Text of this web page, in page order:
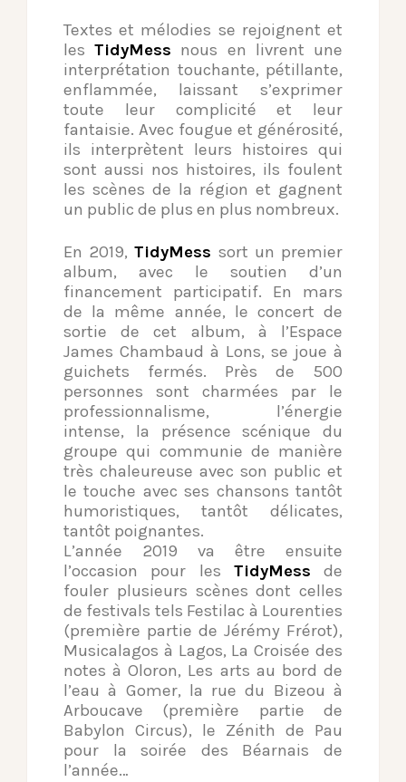
Textes et mélodies se rejoignent et
lesTidyMess nous en livrent une
interprétation touchante, pétillante,
enflammée, laissant s’exprimer
toute leur complicité et leur
fantaisie. Avec fougue et générosité,
ils interprètent leurs histoires qui
sont aussi nos histoires, ils foulent
les scènes de la région et gagnent
un public de plus en plus nombreux.
En 2019,TidyMess sort un premier
album, avec le soutien d’un
financement participatif. En mars
de la même année, le concert de
sortiede cet album, à l’Espace
James Chambaud à Lons, se joue à
guichets fermés. Près de 500
personnes sont charmées par le
professionnalisme, l’énergie
intense, la présencescénique du
groupe qui communie de manière
très chaleureuse avec son public et
le touche avec ses chansons tantôt
humoristiques, tantôt délicates,
tantôt poignantes.
L’année 2019 va être ensuite
l’occasion pour les TidyMess de
fouler plusieurs scènes dont celles
de festivals tels Festilac à Lourenties
(première partie de Jérémy Frérot),
Musicalagos à Lagos, La Croisée des
notes à Oloron, Les arts au bord de
l’eau à Gomer, la rue du Bizeou à
Arboucave (première partie de
Babylon Circus), le Zénith de Pau
pour lasoirée des Béarnais de
l’année…